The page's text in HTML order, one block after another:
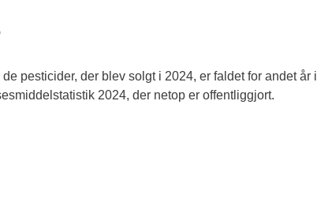
pesticider, der blev solgt i 2024, er faldet for andet år i